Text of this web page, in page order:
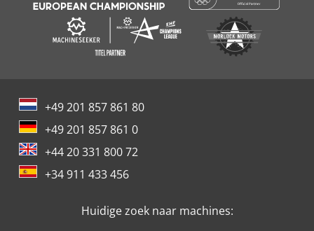
+49 201 857 861 80
+49 201 857 861 0
+44 20 331 800 72
+34 911 433 456
Huidige zoek naar machines: